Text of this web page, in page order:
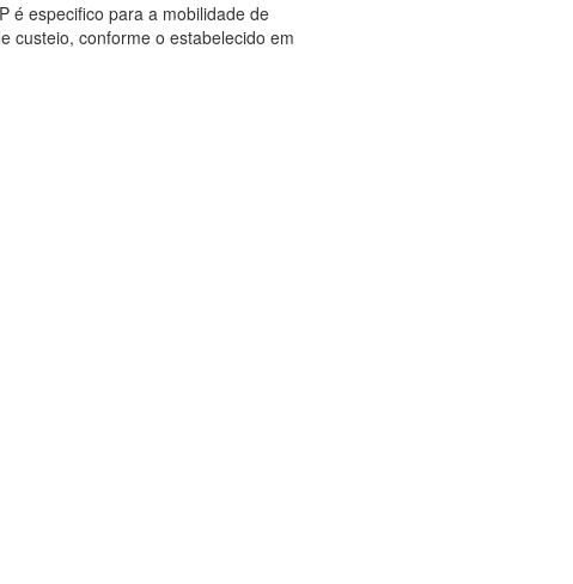
é especifico para a mobilidade de
custeio, conforme o estabelecido em